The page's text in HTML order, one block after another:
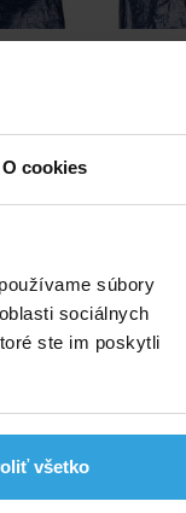
O cookies
súbory
sociálnych
ste im poskytli
všetko
Krycia
mx